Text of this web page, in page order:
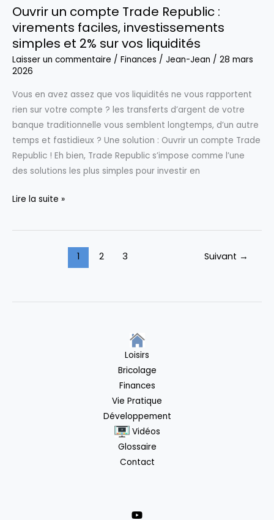
Ouvrir un compte Trade Republic :
virements faciles, investissements
simples et 2% sur vos liquidités
Laisser un commentaire / Finances / Jean-Jean / 28 mars
2026
Vous en avez assez que vos liquidités ne vous rapportent
rien sur votre compte ? les transferts d’argent de votre
banque traditionnelle vous semblent longtemps, d’un autre
temps et fastidieux ? Une solution : Ouvrir un compte Trade
Republic ! Eh bien, Trade Republic s’impose comme l’une
des solutions les plus simples pour investir en
Ouvrir
compte
faciles,
Lire la suite »
1 2 3 Suivant →
Loisirs
Bricolage
Finances
Vie Pratique
Développement
Vidéos
Glossaire
Contact